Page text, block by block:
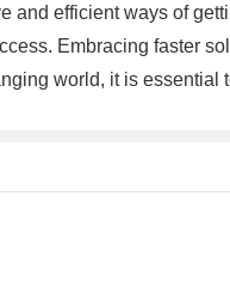
and efficient ways of
Embracing faster
world, it is essential